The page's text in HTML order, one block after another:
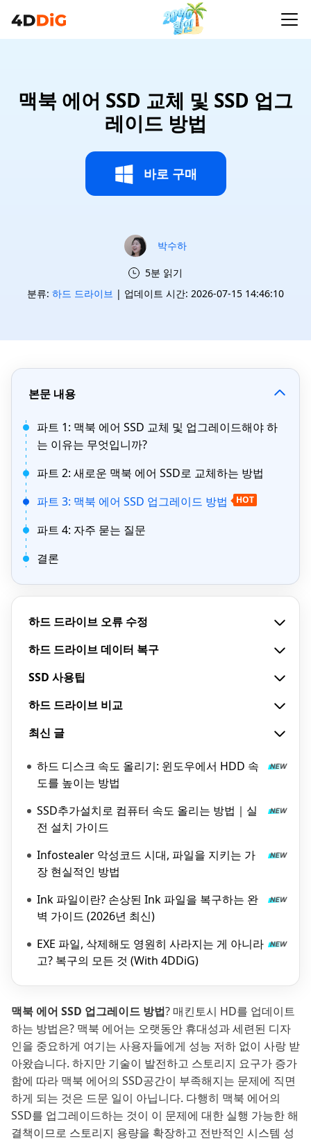
맥북 에어 SSD 교체 및 SSD 업그
레이드 방법
바로 구매
박수하
5분 읽기
분류: 하드 드라이브 | 업데이트 시간: 2026-07-15 14:46:10
본문 내용
파트 1: 맥북 에어 SSD 교체 및 업그레이드해야 하
는 이유는 무엇입니까?
파트 2: 새로운 맥북 에어 SSD로 교체하는 방법
파트 3: 맥북 에어 SSD 업그레이드 방법
HOT
파트 4: 자주 묻는 질문
결론
하드 드라이브 오류 수정
하드 드라이브 데이터 복구
SSD 사용팁
하드 드라이브 비교
최신 글
하드 디스크 속도 올리기: 윈도우에서 HDD 속
도를 높이는 방법
SSD추가설치로 컴퓨터 속도 올리는 방법｜실
전 설치 가이드
Infostealer 악성코드 시대, 파일을 지키는 가
장 현실적인 방법
Ink 파일이란? 손상된 Ink 파일을 복구하는 완
벽 가이드 (2026년 최신)
EXE 파일, 삭제해도 영원히 사라지는 게 아니라
고? 복구의 모든 것 (With 4DDiG)
맥북 에어 SSD 업그레이드 방법? 매킨토시 HD를 업데이트
하는 방법은? 맥북 에어는 오랫동안 휴대성과 세련된 디자
인을 중요하게 여기는 사용자들에게 성능 저하 없이 사랑 받
아왔습니다. 하지만 기술이 발전하고 스토리지 요구가 증가
함에 따라 맥북 에어의 SSD공간이 부족해지는 문제에 직면
하게 되는 것은 드문 일이 아닙니다. 다행히 맥북 에어의
SSD를 업그레이드하는 것이 이 문제에 대한 실행 가능한 해
결책이므로 스토리지 용량을 확장하고 전반적인 시스템 성